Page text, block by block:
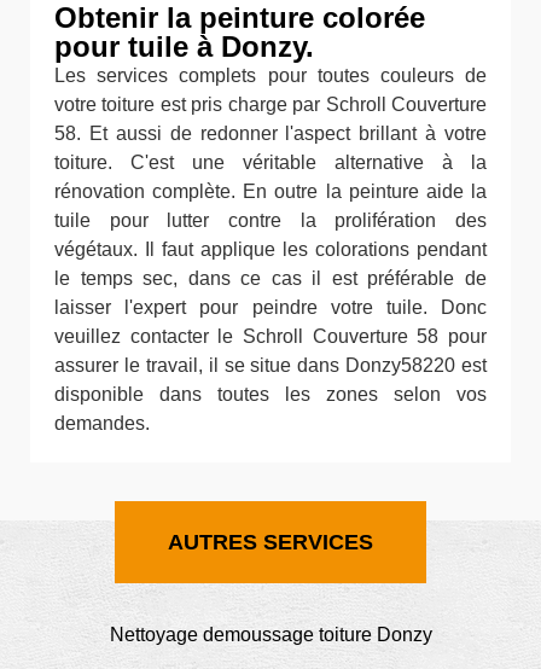
Obtenir la peinture colorée
pour tuile à Donzy.
Les services complets pour toutes couleurs de
votre toiture est pris charge par Schroll Couverture
58. Et aussi de redonner l'aspect brillant à votre
toiture. C'est une véritable alternative à la
rénovation complète. En outre la peinture aide la
tuile pour lutter contre la prolifération des
végétaux. Il faut applique les colorations pendant
le temps sec, dans ce cas il est préférable de
laisser l'expert pour peindre votre tuile. Donc
veuillez contacter le Schroll Couverture 58 pour
assurer le travail, il se situe dans Donzy58220 est
disponible dans toutes les zones selon vos
demandes.
AUTRES SERVICES
Nettoyage demoussage toiture Donzy